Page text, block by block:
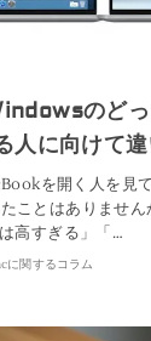
のどっ
人に向けて
を開く人を見
ことはありませ
高すぎる」「…
に関するコラム